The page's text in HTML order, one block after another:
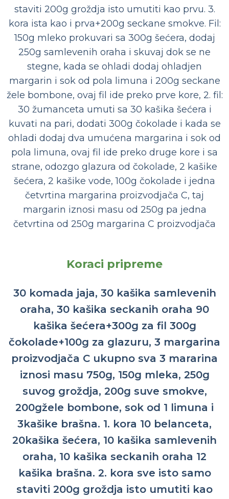
staviti 200g groždja isto umutiti kao prvu. 3.
kora ista kao i prva+200g seckane smokve. Fil:
150g mleko prokuvari sa 300g šećera, dodaj
250g samlevenih oraha i skuvaj dok se ne
stegne, kada se ohladi dodaj ohladjen
margarin i sok od pola limuna i 200g seckane
žele bombone, ovaj fil ide preko prve kore, 2. fil:
30 žumanceta umuti sa 30 kašika šećera i
kuvati na pari, dodati 300g čokolade i kada se
ohladi dodaj dva umućena margarina i sok od
pola limuna, ovaj fil ide preko druge kore i sa
strane, odozgo glazura od čokolade, 2 kašike
šećera, 2 kašike vode, 100g čokolade i jedna
četvrtina margarina proizvodjača C, taj
margarin iznosi masu od 250g pa jedna
četvrtina od 250g margarina C proizvodjača
Koraci pripreme
30 komada jaja, 30 kašika samlevenih
oraha, 30 kašika seckanih oraha 90
kašika šećera+300g za fil 300g
čokolade+100g za glazuru, 3 margarina
proizvodjača C ukupno sva 3 mararina
iznosi masu 750g, 150g mleka, 250g
suvog groždja, 200g suve smokve,
200gžele bombone, sok od 1 limuna i
3kašike brašna. 1. kora 10 belanceta,
20kašika šećera, 10 kašika samlevenih
oraha, 10 kašika seckanih oraha 12
kašika brašna. 2. kora sve isto samo
staviti 200g groždja isto umutiti kao